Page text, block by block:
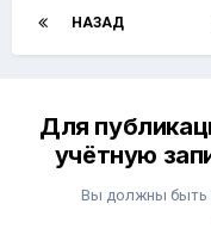
НАЗАД
Для
учётную
Вы должны быть